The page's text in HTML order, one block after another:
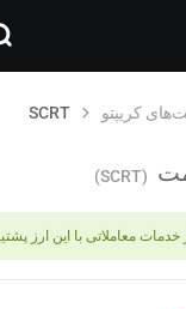
کریپتو SCRT
(SCRT)
خدمات معاملاتی با این ارز